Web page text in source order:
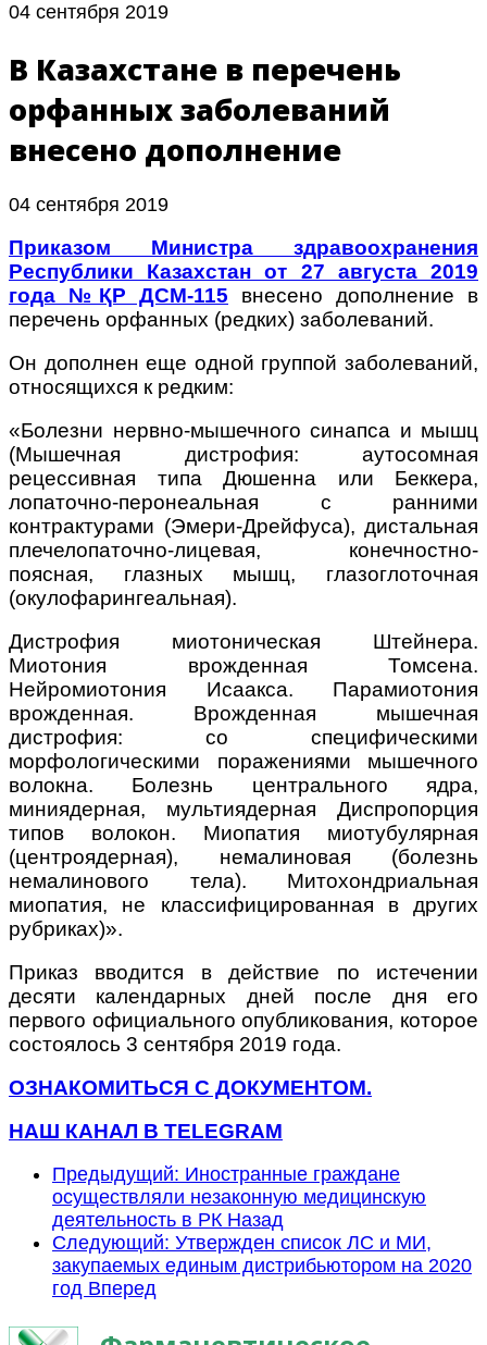
04 сентября 2019
В Казахстане в перечень
орфанных заболеваний
внесено дополнение
04 сентября 2019
Приказом Министра здравоохранения
Республики Казахстан от 27 августа 2019
года №ҚР ДСМ-115
внесено дополнение в
перечень орфанных (редких) заболеваний.
Он дополнен еще одной группой заболеваний,
относящихся к редким:
«Болезни нервно-мышечного синапса и мышц
(Мышечная дистрофия: аутосомная
рецессивная типа Дюшенна или Беккера,
лопаточно-перонеальная с ранними
контрактурами (Эмери-Дрейфуса), дистальная
плечелопаточно-лицевая, конечностно-
поясная, глазных мышц, глазоглоточная
(окулофарингеальная).
Дистрофия миотоническая Штейнера.
Миотония врожденная Томсена.
Нейромиотония Исаакса. Парамиотония
врожденная. Врожденная мышечная
дистрофия: со специфическими
морфологическими поражениями мышечного
волокна. Болезнь центрального ядра,
миниядерная, мультиядерная Диспропорция
типов волокон. Миопатия миотубулярная
(центроядерная), немалиновая (болезнь
немалинового тела). Митохондриальная
миопатия, не классифицированная в других
рубриках)».
Приказ вводится в действие по истечении
десяти календарных дней после дня его
первого официального опубликования, которое
состоялось 3 сентября 2019 года.
ОЗНАКОМИТЬСЯ С ДОКУМЕНТОМ.
НАШ КАНАЛ В TELEGRAM
Предыдущий: Иностранные граждане
осуществляли незаконную медицинскую
деятельность в РК Назад
Следующий: Утвержден список ЛС и МИ,
закупаемых единым дистрибьютором на 2020
год Вперед